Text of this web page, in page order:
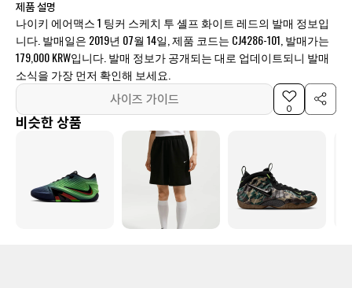
제품 설명
나이키 에어맥스 1 팅커 스케치 투 셸프 화이트 레드의 발매 정보입
니다. 발매일은 2019년 07월 14일, 제품 코드는 CJ4286-101, 발매가는
179,000 KRW입니다. 발매 정보가 공개되는 대로 업데이트되니 발매
소식을 가장 먼저 확인해 보세요.
사이즈 가이드
0
비슷한 상품